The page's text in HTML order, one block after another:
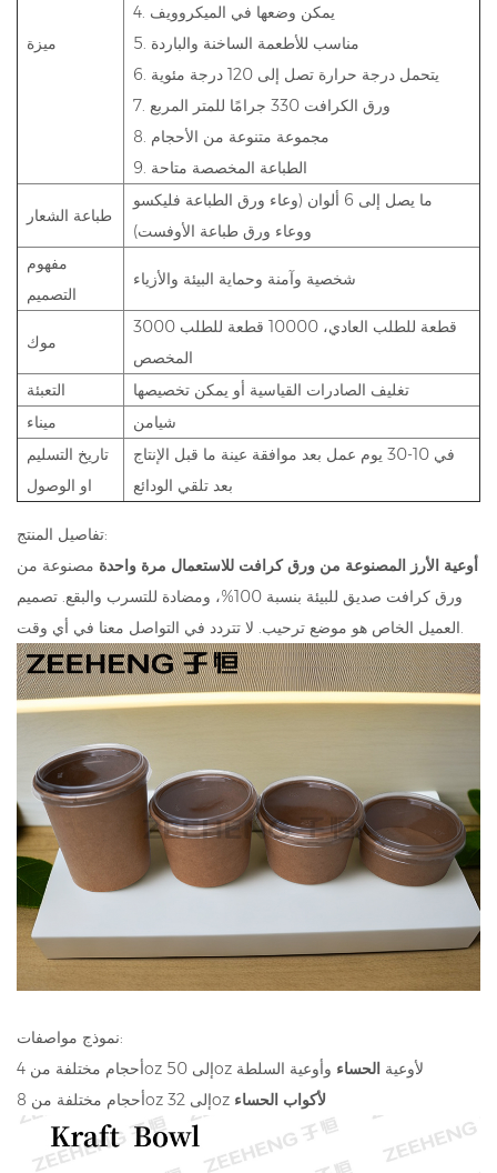
ميزة
4. يمكن وضعها في الميكروويف
5. مناسب للأطعمة الساخنة والباردة
6. يتحمل درجة حرارة تصل إلى 120 درجة مئوية
8. مجموعة متنوعة من الأحجام
9. الطباعة المخصصة متاحة
طباعة الشعار
ما يصل إلى 6 ألوان (وعاء ورق الطباعة فليكسو
ووعاء ورق طباعة الأوفست)
مفهوم
التصميم
شخصية وآمنة وحماية البيئة والأزياء
موك
3000 قطعة للطلب العادي، 10000 قطعة للطلب
المخصص
التعبئة
تغليف الصادرات القياسية أو يمكن تخصيصها
ميناء
شيامن
تاريخ التسليم
او الوصول
في 10-30 يوم عمل بعد موافقة عينة ما قبل الإنتاج
بعد تلقي الودائع
تفاصيل المنتج:
أوعية الأرز المصنوعة من ورق كرافت للاستعمال مرة واحدة مصنوعة من
ورق كرافت صديق للبيئة بنسبة 100%، ومضادة للتسرب والبقع. تصميم
العميل الخاص هو موضع ترحيب. لا تتردد في التواصل معنا في أي وقت.
نموذج مواصفات:
أحجام مختلفة من 4oz إلى 50oz لأوعية الحساء وأوعية السلطة
أحجام مختلفة من 8oz إلى 32oz لأكواب الحساء